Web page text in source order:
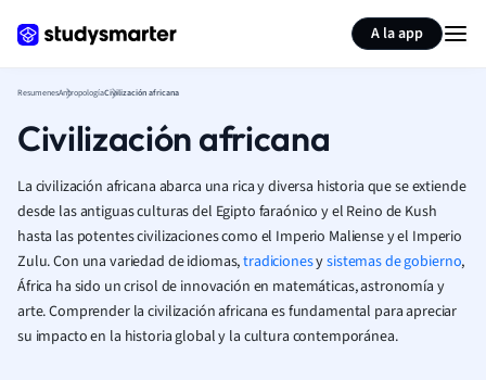
A la app
ResumenesAntropologíaCivilización africana
Civilización africana
La civilización africana abarca una rica y diversa historia que se extiende
desde las antiguas culturas del Egipto faraónico y el Reino de Kush
hasta las potentes civilizaciones como el Imperio Maliense y el Imperio
Zulu. Con una variedad de idiomas,tradicionesysistemas de gobierno,
África ha sido un crisol de innovación en matemáticas, astronomía y
arte. Comprender la civilización africana es fundamental para apreciar
su impacto en la historia global y la cultura contemporánea.
Resumir página